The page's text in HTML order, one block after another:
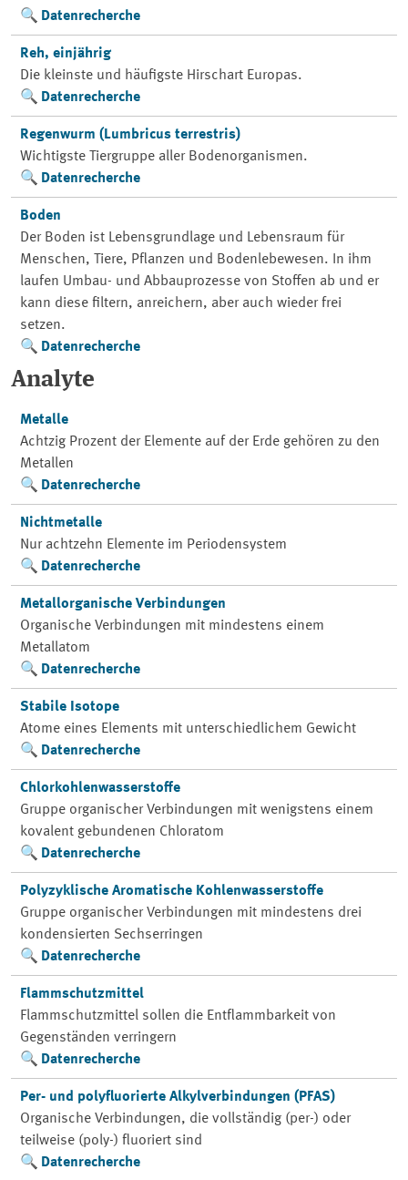
Datenrecherche
Reh, einjährig
Die kleinste und häufigste Hirschart Europas.
Datenrecherche
Regenwurm (Lumbricus terrestris)
Wichtigste Tiergruppe aller Bodenorganismen.
Datenrecherche
Boden
Der Boden ist Lebensgrundlage und Lebensraum für
Menschen, Tiere, Pflanzen und Bodenlebewesen. In ihm
laufen Umbau- und Abbauprozesse von Stoffen ab und er
kann diese filtern, anreichern, aber auch wieder frei
setzen.
Datenrecherche
Analyte
Metalle
Achtzig Prozent der Elemente auf der Erde gehören zu den
Metallen
Datenrecherche
Nichtmetalle
Nur achtzehn Elemente im Periodensystem
Datenrecherche
Metallorganische Verbindungen
Organische Verbindungen mit mindestens einem
Metallatom
Datenrecherche
Stabile Isotope
Atome eines Elements mit unterschiedlichem Gewicht
Datenrecherche
Chlorkohlenwasserstoffe
Gruppe organischer Verbindungen mit wenigstens einem
kovalent gebundenen Chloratom
Datenrecherche
Polyzyklische Aromatische Kohlenwasserstoffe
Gruppe organischer Verbindungen mit mindestens drei
kondensierten Sechserringen
Datenrecherche
Flammschutzmittel
Flammschutzmittel sollen die Entflammbarkeit von
Gegenständen verringern
Datenrecherche
Per- und polyfluorierte Alkylverbindungen (PFAS)
Organische Verbindungen, die vollständig (per-) oder
teilweise (poly-) fluoriert sind
Datenrecherche